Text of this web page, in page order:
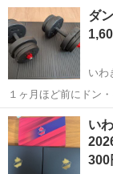
【傷などの状態】多
製で品質、強度は良好
福島 喜多方市
ダ
いわ
１ヶ月ほど前にドン
格】５，０００円ぐらい
２５キロプレート ８枚 【傷などの状態】とくに目立った傷はあ
ん。 【アピール...
福島 いわき市
い
300